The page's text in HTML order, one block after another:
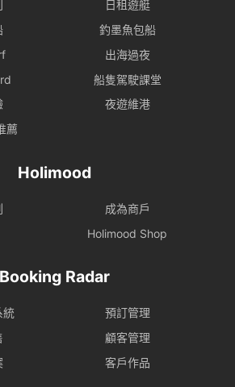
日租遊艇
釣墨魚包船
出海過夜
船隻駕駛課堂
夜遊維港
薦
Holimood
成為商戶
Holimood Shop
Booking Radar
統
預訂管理
顧客管理
客戶作品